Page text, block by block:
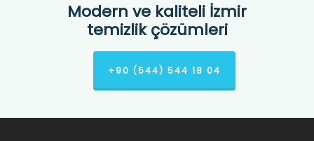
Modern ve kaliteli İzmir
temizlik çözümleri
+90 (544) 544 18 04